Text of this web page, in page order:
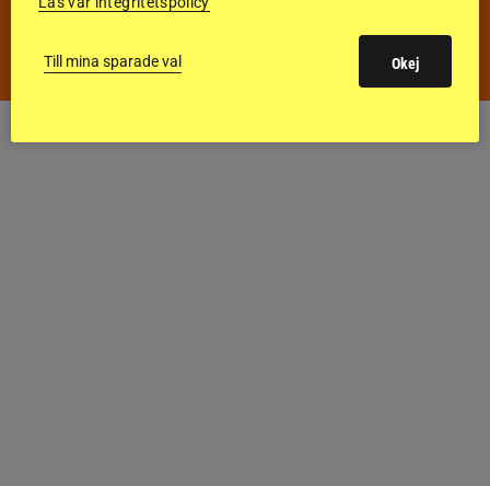
Till mina sparade val Okej